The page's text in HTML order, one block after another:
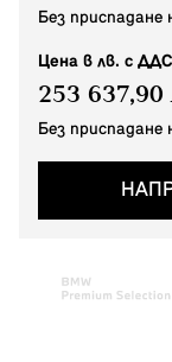
Без приспадане
Цена в лв. с ДДС
253 637,90
Без приспадане